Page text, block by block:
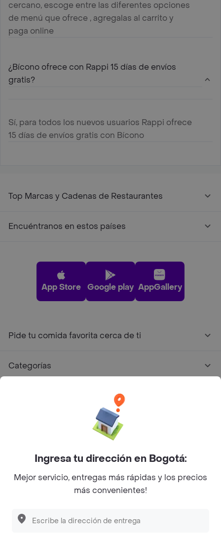
Descubre las PROMOCIONES que tenemos
cercano, escoge entre las diferentes opciones
de menú que ofrece , agregalas al carrito y
paga online
¿Bícono ofrece con Rappi 15 días de envíos
gratis?
Sí, para todos los nuevos usuarios Rappi ofrece
15 días de envíos gratis con Bícono
Top Marcas y Cadenas de Restaurantes
Encuéntranos en estos países
App Store Google play AppGallery
Pide tu comida favorita cerca de ti
Categorías
Facebook
Twitter
Instagram
©2026Rappi Inc. All rights reserved.
Ingresa tu dirección en Bogotá:
Mejor servicio, entregas más rápidas y los precios
más convenientes!